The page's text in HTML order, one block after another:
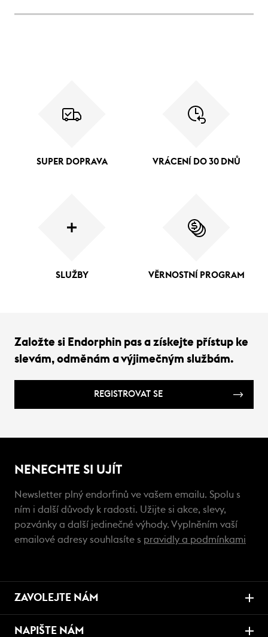
SUPER DOPRAVA VRÁCENÍ DO 30 DNŮ
SLUŽBY VĚRNOSTNÍ PROGRAM
Založte si Endorphin pas a získejte přístup ke
slevám, odměnám a výjimečným službám.
REGISTROVAT SE
NENECHTE SI UJÍT
Newsletter plný endorfinů ve vašem emailu. Spolu s
ním i další důvody k radosti. Užijte si akce, slevy,
pozvánky a další jedinečné výhody. Vyplněním vaší
emailové adresy souhlasíte s pravidly a podmínkami
ZAVOLEJTE NÁM
NAPIŠTE NÁM